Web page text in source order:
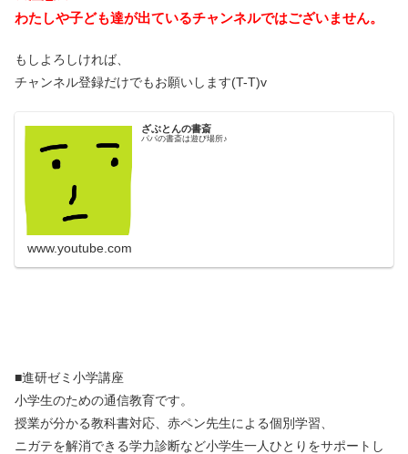
わたしや子ども達が出ているチャンネルではございません。
もしよろしければ、
チャンネル登録だけでもお願いします(T-T)v
ざぶとんの書斎
パパの書斎は遊び場所♪
www.youtube.com
■進研ゼミ小学講座
小学生のための通信教育です。
授業が分かる教科書対応、赤ペン先生による個別学習、
ニガテを解消できる学力診断など小学生一人ひとりをサポートし